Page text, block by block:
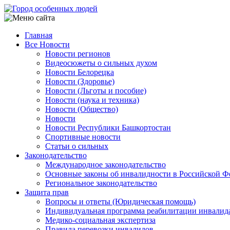
Перейти
к
содержанию
Main
navigation
Главная
Все Новости
Новости регионов
Видеосюжеты о сильных духом
Новости Белорецка
Новости (Здоровье)
Новости (Льготы и пособие)
Новости (наука и техника)
Новости (Общество)
Новости
Новости Республики Башкортостан
Спортивные новости
Статьи о сильных
Законодательство
Международное законодательство
Основные законы об инвалидности в Российской
Региональное законодательство
Защита прав
Вопросы и ответы (Юридическая помощь)
Индивидуальная программа реабилитации
Медико-социальная экспертиза